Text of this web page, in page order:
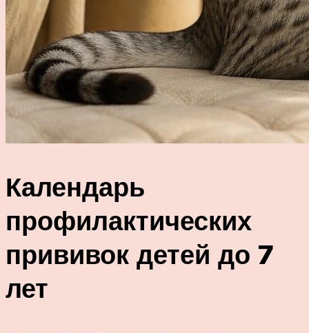
Календарь
профилактических
прививок детей до 7
лет